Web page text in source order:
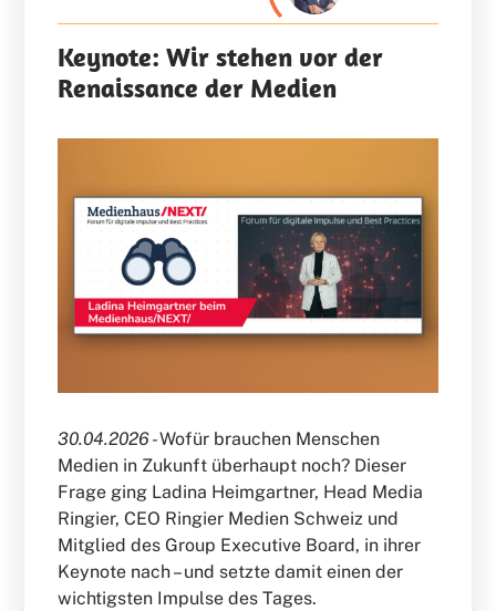
Keynote: Wir stehen vor der
Renaissance der Medien
30.04.2026 -Wofür brauchen Menschen
Medien in Zukunft überhaupt noch? Dieser
Frage ging Ladina Heimgartner, Head Media
Ringier, CEO Ringier Medien Schweiz und
Mitglied des Group Executive Board, in ihrer
Keynote nach – und setzte damit einen der
wichtigsten Impulse des Tages.